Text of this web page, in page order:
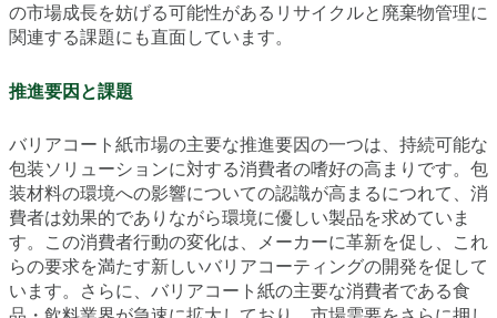
の市場成長を妨げる可能性があるリサイクルと廃棄物管理に
関連する課題にも直面しています。
推進要因と課題
バリアコート紙市場の主要な推進要因の一つは、持続可能な
包装ソリューションに対する消費者の嗜好の高まりです。包
装材料の環境への影響についての認識が高まるにつれて、消
費者は効果的でありながら環境に優しい製品を求めていま
す。この消費者行動の変化は、メーカーに革新を促し、これ
らの要求を満たす新しいバリアコーティングの開発を促して
います。さらに、バリアコート紙の主要な消費者である食